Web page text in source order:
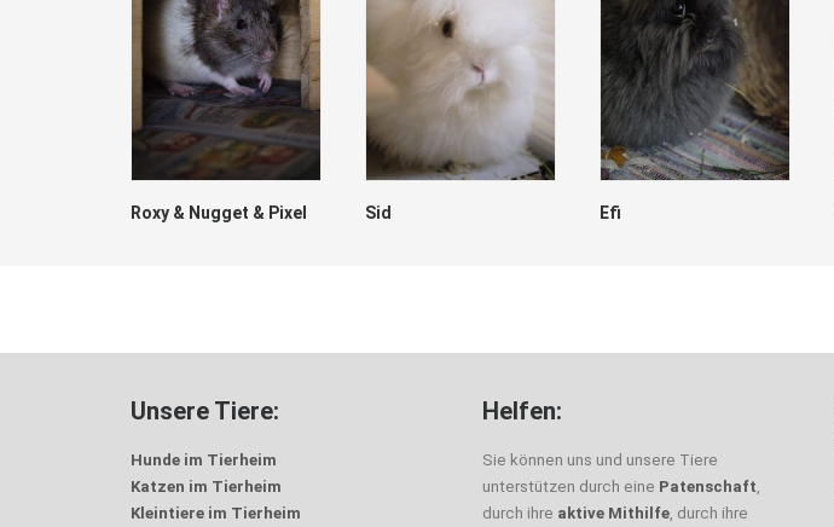
Roxy & Nugget & Pixel Sid Efi
Unsere Tiere:
Hunde im Tierheim
Katzen im Tierheim
Kleintiere im Tierheim
Helfen:
Sie können uns und unsere Tiere
unterstützen durch eine Patenschaft,
durch ihre aktive Mithilfe, durch ihre